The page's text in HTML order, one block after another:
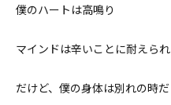
僕のハートは高鳴り
マインドは辛いことに耐えら
だけど、僕の身体は別れの時だ